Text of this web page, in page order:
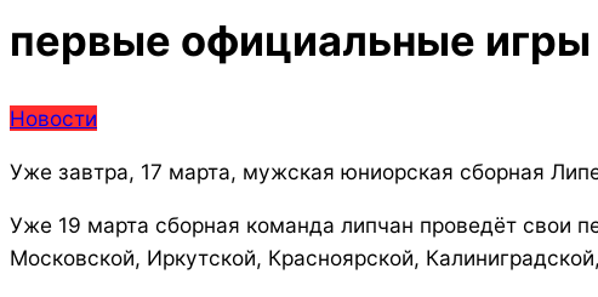
первые официальные игры
Новости
Уже завтра, 17 марта, мужская юниорская сборная
Уже 19 марта сборная команда липчан проведёт свои
Московской, Иркутской, Красноярской,